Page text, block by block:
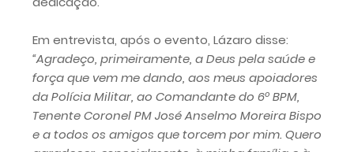
Em entrevista, após o evento, Lázaro disse:
“Agradeço, primeiramente, a Deus pela saúde e
força que vem me dando, aos meus apoiadores
da Polícia Militar, ao Comandante do 6º BPM,
Tenente Coronel PM José Anselmo Moreira Bispo
e a todos os amigos que torcem por mim. Quero